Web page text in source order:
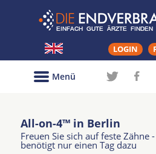
LOGIN
Menü
All-on-4™ in Berlin
Freuen Sie sich auf feste
benötigt nur einen Tag dazu